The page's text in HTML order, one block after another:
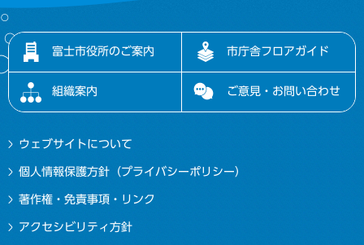
富士市役所のご案内 市庁舎フロアガイド
組織案内 ご意見・お問い合わせ
ウェブサイトについて
個人情報保護方針（プライバシーポリシー）
著作権・免責事項・リンク
アクセシビリティ方針